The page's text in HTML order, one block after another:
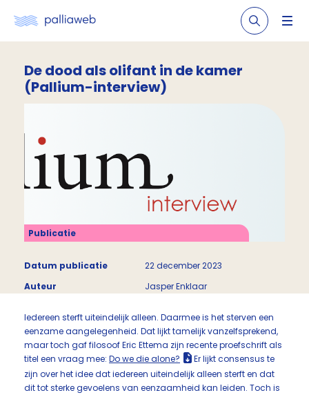
De dood als olifant in de kamer
(Pallium-interview)
Publicatie
Datum publicatie
22 december 2023
Auteur
Jasper Enklaar
Iedereen sterft uiteindelijk alleen. Daarmee is het sterven een
eenzame aangelegenheid. Dat lijkt tamelijk vanzelfsprekend,
maar toch gaf filosoof Eric Ettema zijn recente proefschrift als
titel een vraag mee: Do we die alone?
Er lijkt consensus te
zijn over het idee dat iedereen uiteindelijk alleen sterft en dat
dit tot sterke gevoelens van eenzaamheid kan leiden. Toch is